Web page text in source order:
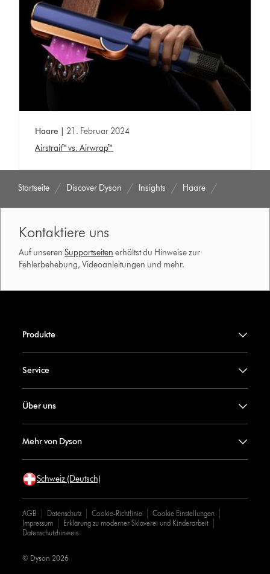
Haare |
21. Februar 2024
Airstrait™ vs. Airwrap™
Startseite Discover Dyson Insights Haare
Kontaktiere uns
Auf unserenSupportseiten erhältst du Hinweise zur
Fehlerbehebung, Videoanleitungen und mehr.
Produkte
Service
Über uns
Mehr von Dyson
Schweiz (Deutsch)
AGB Datenschutz Cookie-Richtlinie
Cookie Einstellungen
Impressum
Erklärung zu moderner Sklaverei und Kinderarbeit
Datenschutzhinweis
© Dyson 2026